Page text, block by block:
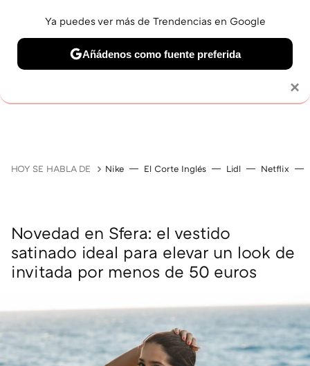
OFERTAS EN
HOY SE HABLA DE Nike El Corte Inglés Lidl Netflix
Novedad en Sfera: el vestido
satinado ideal para elevar un look de
invitada por menos de 50 euros
×
Ya puedes ver más de Trendencias en Google
Añádenos como fuente preferida